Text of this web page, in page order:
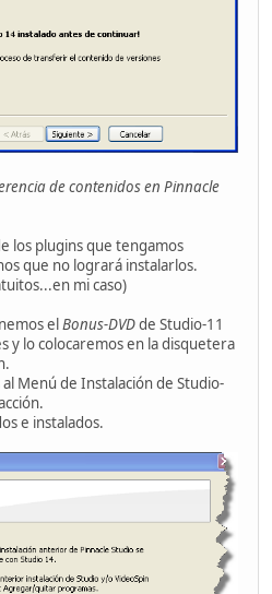
de contenidos en Pinnacle
los plugins que tengamos
que no logrará instalarlos.
mi caso)
el Bonus-DVDde Studio-11
y lo colocaremos en la disquetera
Menú de Instalación de Studio-
e instalados.